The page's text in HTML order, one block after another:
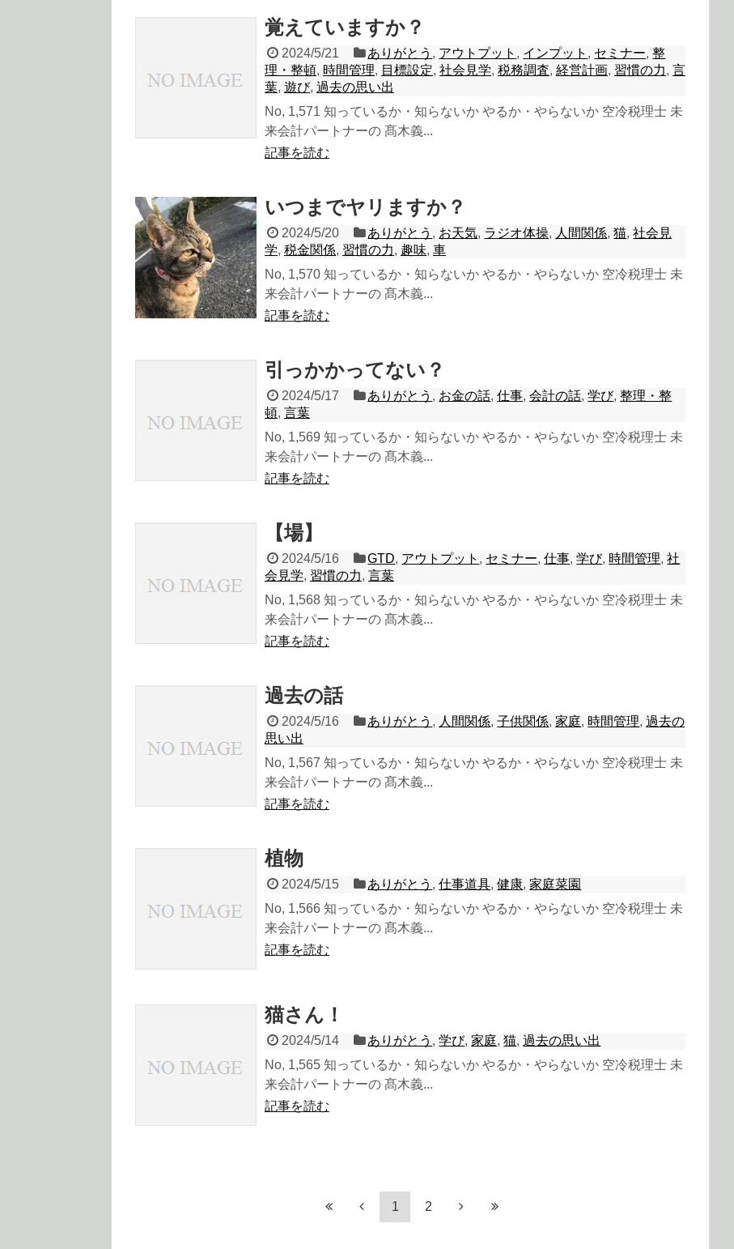
覚えていますか？
2024/5/21 ありがとう , アウトプット , インプット , セミナー,整
理・整頓, 時間管理, 目標設定, 社会見学, 税務調査, 経営計画, 習慣の力, 言
葉, 遊び, 過去の思い出
No, 1,571 知っているか・知らないか やるか・やらないか 空冷税理士 未
来会計パートナーの 髙木義...
記事を読む
いつまでヤリますか？
2024/5/20 ありがとう , お天気, ラジオ体操, 人間関係,猫,社会見
学, 税金関係, 習慣の力, 趣味, 車
No, 1,570 知っているか・知らないか やるか・やらないか 空冷税理士 未
来会計パートナーの 髙木義...
記事を読む
引っかかってない？
2024/5/17 ありがとう , お金の話,仕事,会計の話,学び,整理・整
頓, 言葉
No, 1,569 知っているか・知らないか やるか・やらないか 空冷税理士 未
来会計パートナーの 髙木義...
記事を読む
【場】
2024/5/16 GTD, アウトプット , セミナー,仕事,学び, 時間管理,社
会見学, 習慣の力, 言葉
No, 1,568 知っているか・知らないか やるか・やらないか 空冷税理士 未
来会計パートナーの 髙木義...
記事を読む
過去の話
2024/5/16 ありがとう , 人間関係,子供関係,家庭, 時間管理,過去の
思い出
No, 1,567 知っているか・知らないか やるか・やらないか 空冷税理士 未
来会計パートナーの 髙木義...
記事を読む
植物
2024/5/15 ありがとう ,仕事道具,健康,家庭菜園
No, 1,566 知っているか・知らないか やるか・やらないか 空冷税理士 未
来会計パートナーの 髙木義...
記事を読む
猫さん！
2024/5/14 ありがとう ,学び,家庭,猫,過去の思い出
No, 1,565 知っているか・知らないか やるか・やらないか 空冷税理士 未
来会計パートナーの 髙木義...
記事を読む
1 2